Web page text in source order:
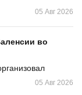
05 Авг 2026
во
05 Авг 2026